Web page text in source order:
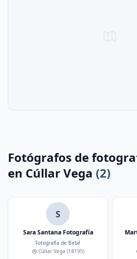
Fotógrafos de
en Cúllar Vega (2)
S
Sara Santana Fotografía
Fotografía de Bebé
Cúllar Vega (18195)